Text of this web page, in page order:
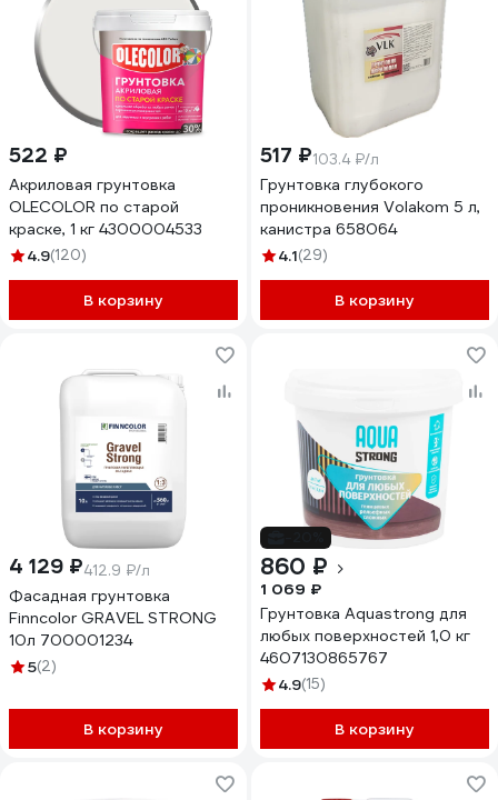
522 ₽
Акриловая грунтовка
OLECOLOR по старой
краске, 1 кг 4300004533
4.9(120)
В корзину
517 ₽103.4 ₽/л
Грунтовка глубокого
проникновения Volakom 5 л,
канистра 658064
4.1(29)
В корзину
4 129 ₽412.9 ₽/л
Фасадная грунтовка
Finncolor GRAVEL STRONG
10л 700001234
5(2)
В корзину
860 ₽
1 069 ₽
Грунтовка Aquastrong для
любых поверхностей 1,0 кг
4607130865767
4.9(15)
В корзину